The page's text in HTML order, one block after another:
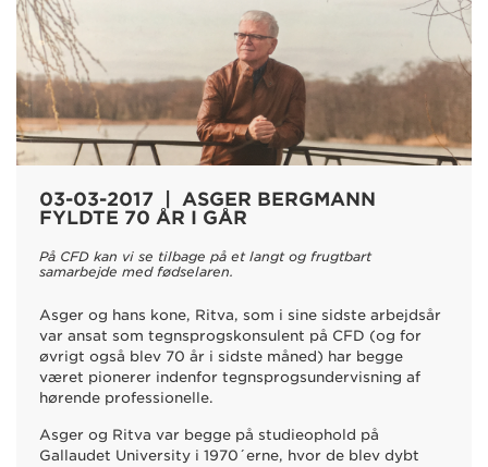
03-03-2017 | ASGER BERGMANN
FYLDTE 70 ÅR I GÅR
På CFD kan vi se tilbage på et langt og frugtbart
samarbejde med fødselaren.
Asger og hans kone, Ritva, som i sine sidste arbejdsår
var ansat som tegnsprogskonsulent på CFD (og for
øvrigt også blev 70 år i sidste måned) har begge
været pionerer indenfor tegnsprogsundervisning af
hørende professionelle.
Asger og Ritva var begge på studieophold på
Gallaudet University i 1970´erne, hvor de blev dybt